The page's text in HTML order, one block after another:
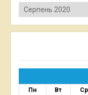
Архів
новин
та
Пн Вт Ср